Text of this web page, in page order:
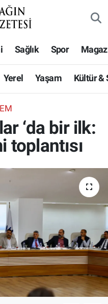
Sağlık Spor
Yerel Yaşam Kültür &
‘da bir ilk:
toplantısı
ve Fikstür